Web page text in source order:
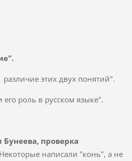
этих двух понятий".
его роль в русском языке".
Бунеева, проверка
написали "конь", а не